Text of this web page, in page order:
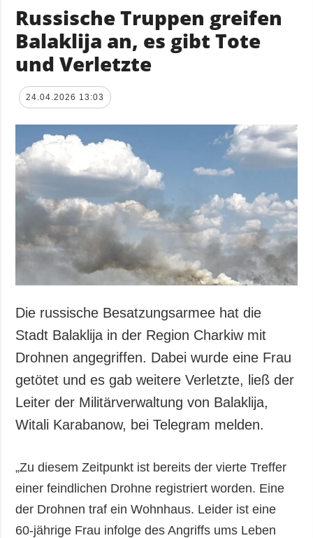
Russische Truppen greifen
Balaklija an, es gibt Tote
und Verletzte
24.04.2026 13:03
Die russische Besatzungsarmee hat die
Stadt Balaklija in der Region Charkiw mit
Drohnen angegriffen. Dabei wurde eine Frau
getötet und es gab weitere Verletzte, ließ der
Leiter der Militärverwaltung von Balaklija,
Witali Karabanow, bei Telegram melden.
„Zu diesem Zeitpunkt ist bereits der vierte Treffer
einer feindlichen Drohne registriert worden. Eine
der Drohnen traf ein Wohnhaus. Leider ist eine
60-jährige Frau infolge des Angriffs ums Leben